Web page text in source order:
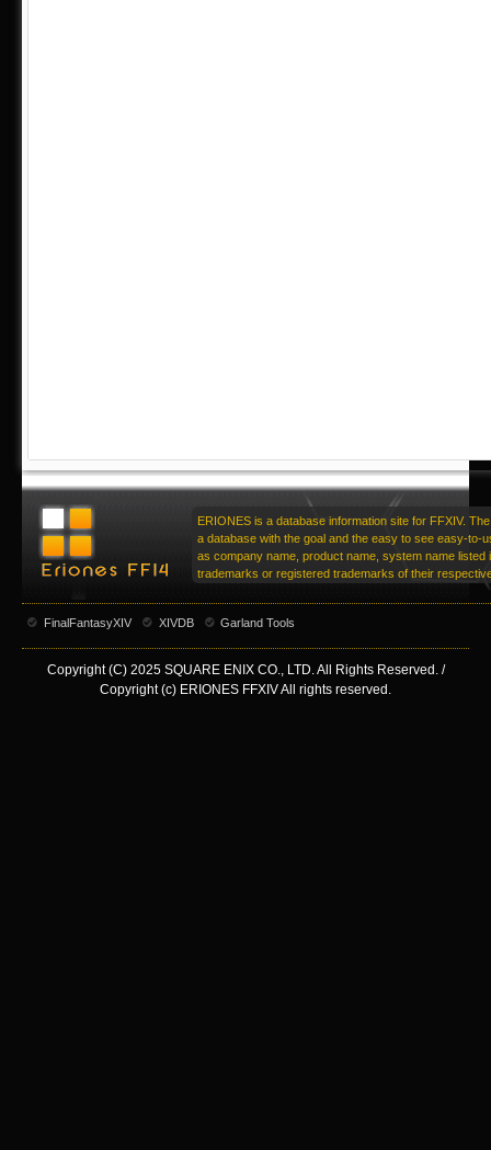
ERIONES is a database information site for FFXIV.
a database with the goal and the easy to see easy-to-
as company name, product name, system name listed
trademarks or registered trademarks of their
FinalFantasyXIV XIVDB Garland Tools
Copyright (C) 2025 SQUARE ENIX CO., LTD. All Rights Reserved. /
Copyright (c) ERIONES FFXIV All rights reserved.